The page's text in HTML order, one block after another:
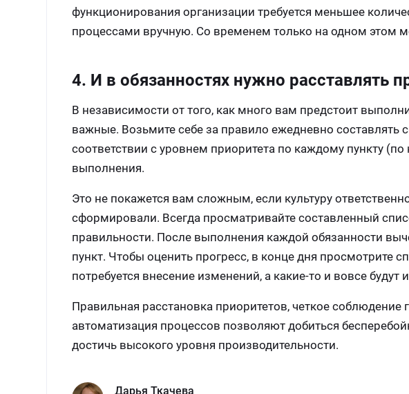
функционирования организации требуется меньшее
процессами вручную. Со временем только на одном этом
4. И в обязанностях нужно расставлять
В независимости от того, как много вам предстоит
важные. Возьмите себе за правило ежедневно составлять
соответствии с уровнем приоритета по каждому пункту
выполнения.
Это не покажется вам сложным, если культуру
сформировали. Всегда просматривайте составленный
правильности. После выполнения каждой обязанности
пункт. Чтобы оценить прогресс, в конце дня просмотрите
потребуется внесение изменений, а какие-то и вовсе
Правильная расстановка приоритетов, четкое соблюдение
автоматизация процессов позволяют добиться
достичь высокого уровня производительности.
Дарья Ткачева